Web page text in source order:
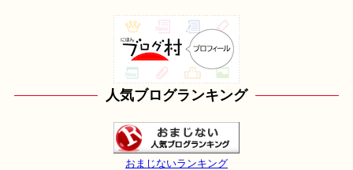
人気ブログランキング
おまじないランキング